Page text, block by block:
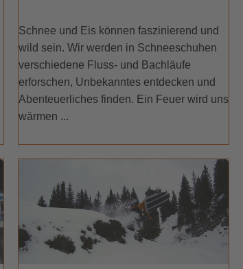
Schnee und Eis können faszinierend und
wild sein. Wir werden in Schneeschuhen
verschiedene Fluss- und Bachläufe
erforschen, Unbekanntes entdecken und
Abenteuerliches finden. Ein Feuer wird uns
wärmen ...